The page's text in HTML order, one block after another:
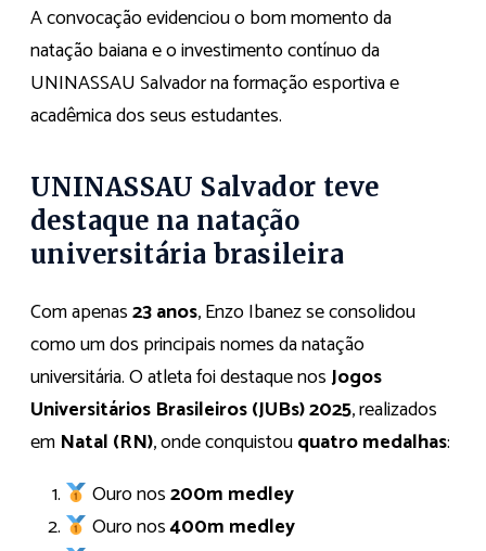
A convocação evidenciou o bom momento da
natação baiana e o investimento contínuo da
UNINASSAU Salvador na formação esportiva e
acadêmica dos seus estudantes.
UNINASSAU Salvador teve
destaque na natação
universitária brasileira
Com apenas23 anos, Enzo Ibanez se consolidou
como um dos principais nomes da natação
universitária. O atleta foi destaque nosJogos
Universitários Brasileiros (JUBs) 2025, realizados
em Natal (RN), onde conquistouquatro medalhas:
Ouro nos200m medley
Ouro nos400m medley